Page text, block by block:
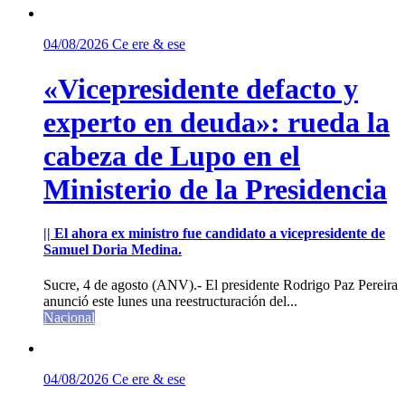
04/08/2026 Ce ere & ese
«Vicepresidente defacto y
experto en deuda»: rueda la
cabeza de Lupo en el
Ministerio de la Presidencia
|| El ahora ex ministro fue candidato a vicepresidente de
Samuel Doria Medina.
Sucre, 4 de agosto (ANV).- El presidente Rodrigo Paz Pereira
anunció este lunes una reestructuración del...
Nacional
04/08/2026 Ce ere & ese